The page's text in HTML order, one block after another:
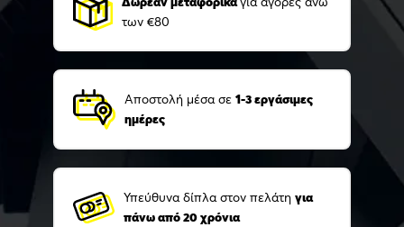
των €80
Αποστολή μέσα σε 1-3 εργάσιμες
ημέρες
Υπεύθυνα δίπλα στον πελάτη για
πάνω από 20 χρόνια